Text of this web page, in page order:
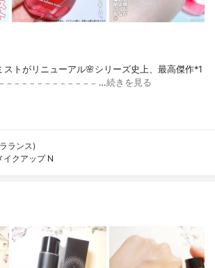
ストがリニューアル🌸シリーズ史上、最高傑作*1
𓐄 𓐄 𓐄 𓐄 𓐄 𓐄 𓐄 𓐄 𓐄 𓐄 𓐄 𓐄 …続きを見る
ランス)
イクアップ N